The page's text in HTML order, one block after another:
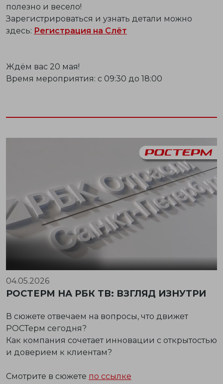
полезно и весело!
Зарегистрироваться и узнать детали можно
здесь: Регистрация на Слёт
Ждём вас 20 мая!
Время мероприятия: с 09:30 до 18:00
04.05.2026
РОСТЕРМ НА РБК ТВ: ВЗГЛЯД ИЗНУТРИ
В сюжете отвечаем на вопросы, что движет
РОСТерм сегодня?
Как компания сочетает инновации с открытостью
и доверием к клиентам?
Смотрите в сюжете по ссылке